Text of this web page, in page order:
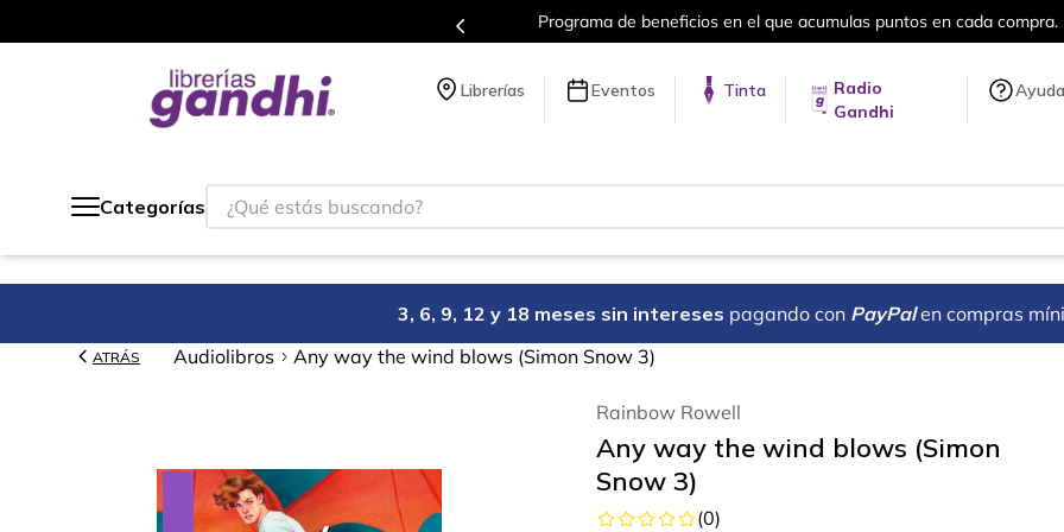
Programa de beneficios en el que acumulas puntos en cada compra. Más de 5
Librerías Eventos Tinta
Radio
Gandhi
Ayuda
Categorías
¿Qué estás buscando?
3, 6, 9, 12 y 18 meses sin intereses pagando con PayPal en compras
ATRÁS Audiolibros Any way the wind blows (Simon Snow 3)
Rainbow Rowell
Any way the wind blows (Simon
Snow 3)
(0)